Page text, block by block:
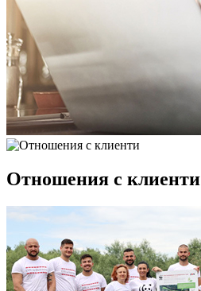
Отношения с клиенти